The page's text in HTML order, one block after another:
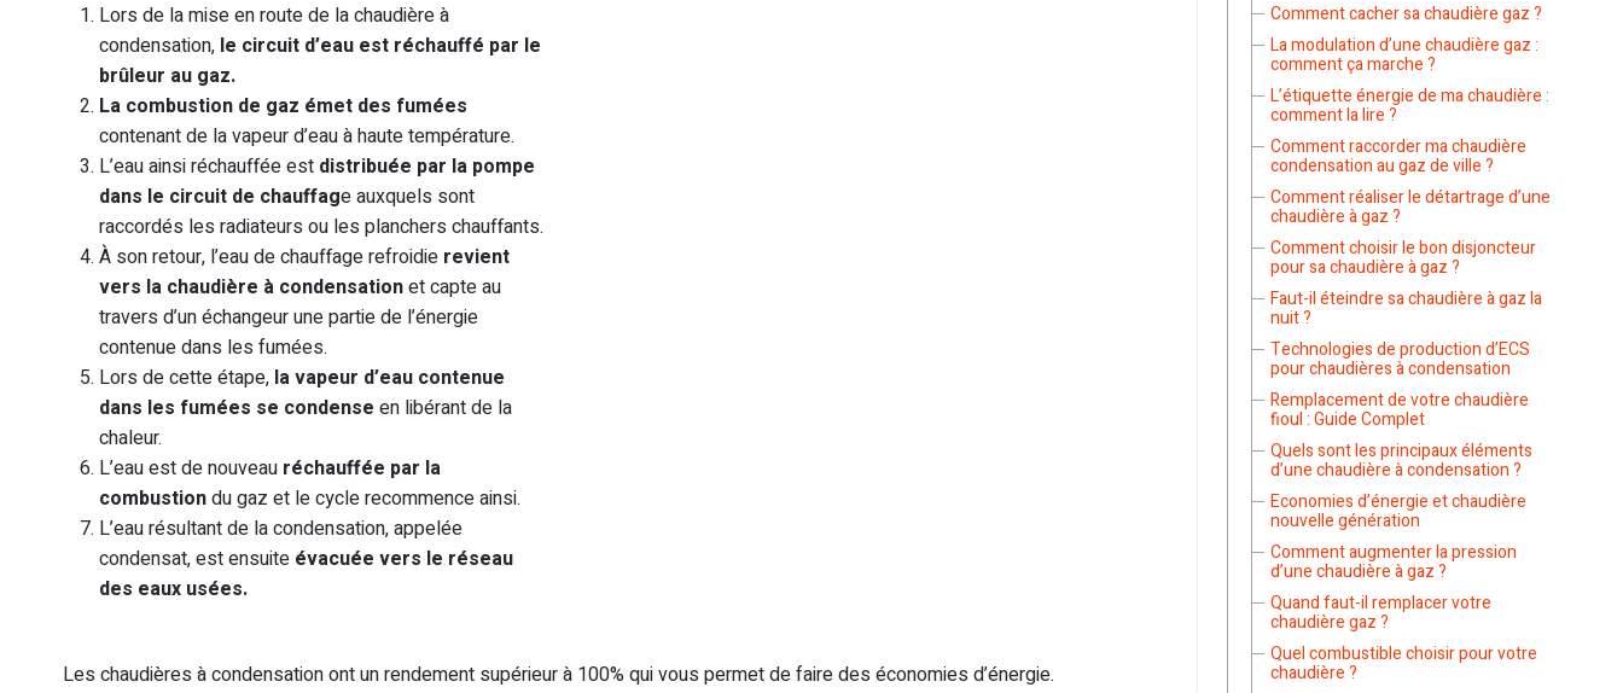
Lors de la mise en route de la chaudière à
condensation, le circuit d’eau est réchauffé par le
brûleur au gaz.
La combustion de gaz émet des fumées
contenant de la vapeur d’eau à haute température.
L’eau ainsi réchauffée est distribuée par la pompe
dans le circuit de chauffage auxquels sont
raccordés les radiateurs ou les planchers chauffants.
À son retour, l’eau de chauffage refroidie revient
vers la chaudière à condensationet capte au
travers d’un échangeur une partie de l’énergie
contenue dans les fumées.
Lors de cette étape, la vapeur d’eau contenue
dans les fumées se condense en libérant de la
chaleur.
L’eau est de nouveau réchauffée par la
combustiondu gaz et le cycle recommence ainsi.
L’eau résultant de la condensation, appelée
condensat, est ensuite évacuée vers le réseau
des eaux usées.
Les chaudières à condensation ont un rendement supérieur à 100% qui vous permet de faire des économies d’énergie.
Comment cacher sa chaudière gaz ?
La modulation d’une chaudière gaz :
comment ça marche ?
L’étiquette énergie de ma chaudière :
comment la lire ?
Comment raccorder ma chaudière
condensation au gaz de ville ?
Comment réaliser le détartrage d’une
chaudière à gaz ?
Comment choisir le bon disjoncteur
pour sa chaudière à gaz ?
Faut-il éteindre sa chaudière à gaz la
nuit ?
Technologies de production d’ECS
pour chaudières à condensation
Remplacement de votre chaudière
fioul : Guide Complet
Quels sont les principaux éléments
d’une chaudière à condensation ?
Economies d’énergie et chaudière
nouvelle génération
Comment augmenter la pression
d’une chaudière à gaz ?
Quand faut-il remplacer votre
chaudière gaz ?
Quel combustible choisir pour votre
chaudière ?